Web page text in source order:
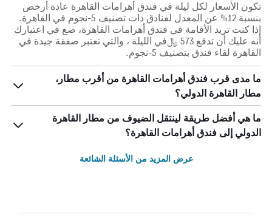
تكون الأسعار لكل ليلة في فندق أهرامات القاهرة عادة أرخص
بنسبة 12% عن المعدل لفنادق ذات تصنيف 5-نجوم في القاهرة.
إذا كنت تريد الأقامة في فندق أهرامات القاهرة، ضع في اعتبارك
أنه عليك أن تدفع 573 ﷼في الليلة ، والتي تعتبر صفقة جيدة في
القاهرة لقاء فندق بتصنيف 5-نجوم.
ما مدى قرب فندق أهرامات القاهرة من أقرب مطار،
مطار القاهرة الدولي؟
ما هي أفضل طريقة لينتقل الضيوف من مطار القاهرة
الدولي إلى فندق أهرامات القاهرة؟
عرض المزيد من الأسئلة الشائعة